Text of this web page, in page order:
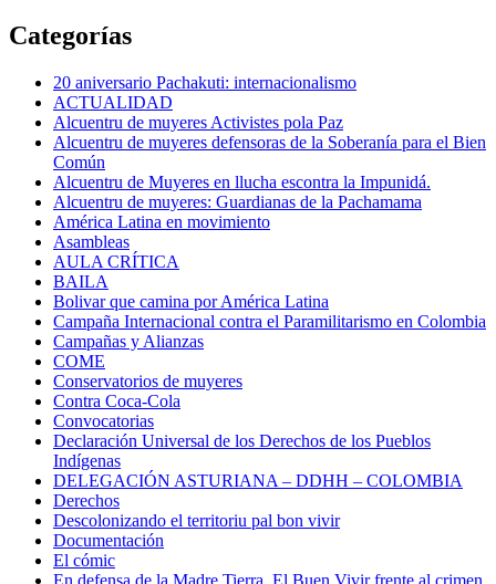
Categorías
20 aniversario Pachakuti: internacionalismo
ACTUALIDAD
Alcuentru de muyeres Activistes pola Paz
Alcuentru de muyeres defensoras de la Soberanía para el Bien
Común
Alcuentru de Muyeres en llucha escontra la Impunidá.
Alcuentru de muyeres: Guardianas de la Pachamama
América Latina en movimiento
Asambleas
AULA CRÍTICA
BAILA
Bolivar que camina por América Latina
Campaña Internacional contra el Paramilitarismo en Colombia
Campañas y Alianzas
COME
Conservatorios de muyeres
Contra Coca-Cola
Convocatorias
Declaración Universal de los Derechos de los Pueblos
Indígenas
DELEGACIÓN ASTURIANA – DDHH – COLOMBIA
Derechos
Descolonizando el territoriu pal bon vivir
Documentación
El cómic
En defensa de la Madre Tierra. El Buen Vivir frente al crimen